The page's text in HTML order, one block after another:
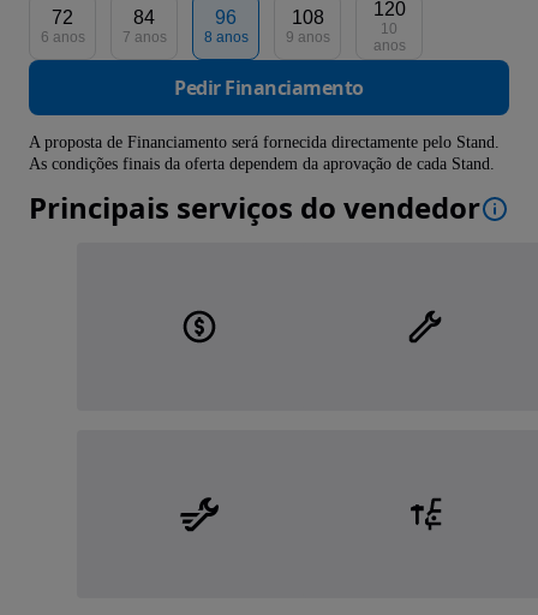
72
6 anos
84
7 anos
96
8 anos
108
9 anos
120
10
anos
Pedir Financiamento
A proposta de Financiamento será fornecida directamente pelo Stand.
As condições finais da oferta dependem da aprovação de cada Stand.
Principais serviços do vendedor